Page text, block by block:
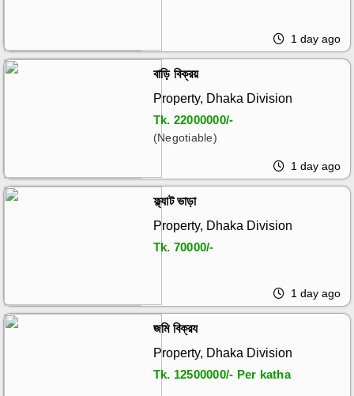
1 day ago
বাড়ি বিক্রয়
Property, Dhaka Division
Tk. 22000000/-
(Negotiable)
1 day ago
ফ্ল্যাট ভাড়া
Property, Dhaka Division
Tk. 70000/-
1 day ago
জমি বিক্রয
Property, Dhaka Division
Tk. 12500000/- Per katha